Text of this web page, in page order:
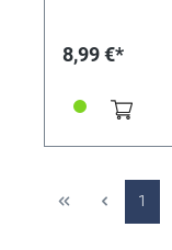
8,99 €*
1